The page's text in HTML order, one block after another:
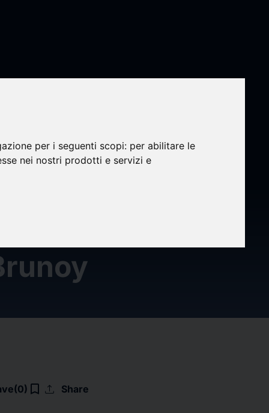
per i seguenti scopi: per abilitare le
nei nostri prodotti e servizi e
(0) bookmark_border upload Share